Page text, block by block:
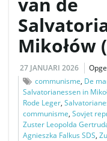
Mikołów
27 JANUARI 2026
communisme, De
Salvatorianessen in
Rode Leger,
communisme, Sovjet
Zuster Leopolda
Agnieszka Falkus SDS,